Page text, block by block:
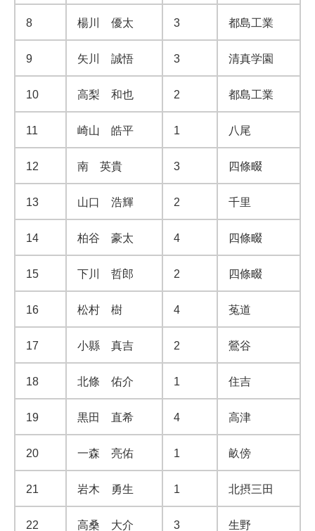
8 楊川 優太 3 都島工業
9 矢川 誠悟 3 清真学園
10 高梨 和也 2 都島工業
11 崎山 皓平 1 八尾
12 南 英貴 3 四條畷
13 山口 浩輝 2 千里
14 柏谷 豪太 4 四條畷
15 下川 哲郎 2 四條畷
16 松村 樹 4 菟道
17 小縣 真吉 2 鶯谷
18 北條 佑介 1 住吉
19 黒田 直希 4 高津
20 一森 亮佑 1 畝傍
21 岩木 勇生 1 北摂三田
22 高桑 大介 3 生野